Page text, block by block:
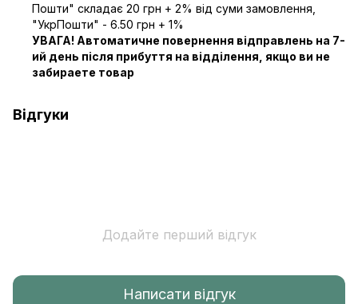
Пошти" складає 20 грн + 2% від суми замовлення,
"УкрПошти" - 6.50 грн + 1%
УВАГА! Автоматичне повернення відправлень на 7-
ий день після прибуття на відділення, якщо ви не
забираете товар
Відгуки
Додайте перший відгук
Написати відгук